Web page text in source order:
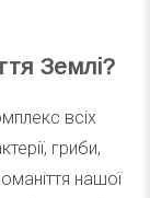
Землі?
всіх
гриби,
нашої